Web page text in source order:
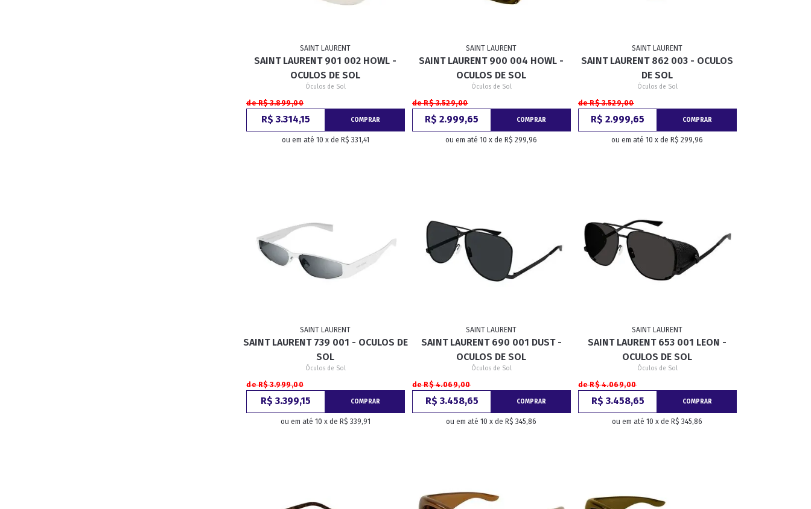
SAINT LAURENT
SAINT LAURENT 901 002 HOWL -
OCULOS DE SOL
Óculos de Sol
de R$ 3.899,00
R$ 3.314,15 COMPRAR
ou em até 10 x de R$ 331,41
SAINT LAURENT
SAINT LAURENT 900 004 HOWL -
OCULOS DE SOL
Óculos de Sol
de R$ 3.529,00
R$ 2.999,65 COMPRAR
ou em até 10 x de R$ 299,96
SAINT LAURENT
SAINT LAURENT 862 003 - OCULOS
DE SOL
Óculos de Sol
de R$ 3.529,00
R$ 2.999,65 COMPRAR
ou em até 10 x de R$ 299,96
SAINT LAURENT
SAINT LAURENT 739 001 - OCULOS DE
SOL
Óculos de Sol
de R$ 3.999,00
R$ 3.399,15 COMPRAR
ou em até 10 x de R$ 339,91
SAINT LAURENT
SAINT LAURENT 690 001 DUST -
OCULOS DE SOL
Óculos de Sol
de R$ 4.069,00
R$ 3.458,65 COMPRAR
ou em até 10 x de R$ 345,86
SAINT LAURENT
SAINT LAURENT 653 001 LEON -
OCULOS DE SOL
Óculos de Sol
de R$ 4.069,00
R$ 3.458,65 COMPRAR
ou em até 10 x de R$ 345,86